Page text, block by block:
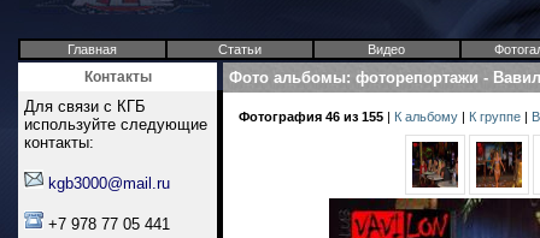
Главная Статьи Видео
Контакты
Для связи с КГБ
используйте следующие
контакты:
kgb3000@mail.ru
+7 978 77 05 441
Фото альбомы: фоторепортажи -
Фотография 46 из 155 | К альбому | К группе |